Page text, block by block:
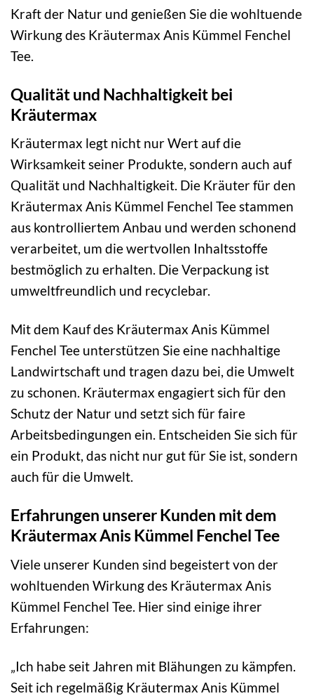
Kraft der Natur und genießen Sie die wohltuende
Wirkung des Kräutermax Anis Kümmel Fenchel
Tee.
Qualität und Nachhaltigkeit bei
Kräutermax
Kräutermax legt nicht nur Wert auf die
Wirksamkeit seiner Produkte, sondern auch auf
Qualität und Nachhaltigkeit. Die Kräuter für den
Kräutermax Anis Kümmel Fenchel Tee stammen
aus kontrolliertem Anbau und werden schonend
verarbeitet, um die wertvollen Inhaltsstoffe
bestmöglich zu erhalten. Die Verpackung ist
umweltfreundlich und recyclebar.
Mit dem Kauf des Kräutermax Anis Kümmel
Fenchel Tee unterstützen Sie eine nachhaltige
Landwirtschaft und tragen dazu bei, die Umwelt
zu schonen. Kräutermax engagiert sich für den
Schutz der Natur und setzt sich für faire
Arbeitsbedingungen ein. Entscheiden Sie sich für
ein Produkt, das nicht nur gut für Sie ist, sondern
auch für die Umwelt.
Erfahrungen unserer Kunden mit dem
Kräutermax Anis Kümmel Fenchel Tee
Viele unserer Kunden sind begeistert von der
wohltuenden Wirkung des Kräutermax Anis
Kümmel Fenchel Tee. Hier sind einige ihrer
Erfahrungen:
„Ich habe seit Jahren mit Blähungen zu kämpfen.
Seit ich regelmäßig Kräutermax Anis Kümmel